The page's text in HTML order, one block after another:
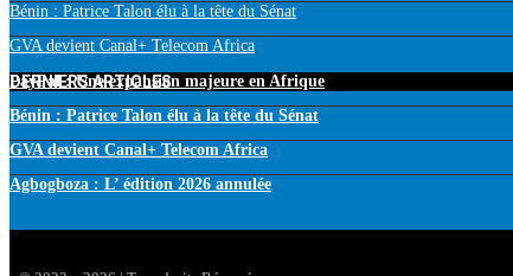
Bénin : Patrice Talon élu à la tête du Sénat
GVA devient Canal+ Telecom Africa
DERNIERS ARTICLES
PayPal : Une expansion majeure en Afrique
Bénin : Patrice Talon élu à la tête du Sénat
GVA devient Canal+ Telecom Africa
Agbogboza : L’ édition 2026 annulée